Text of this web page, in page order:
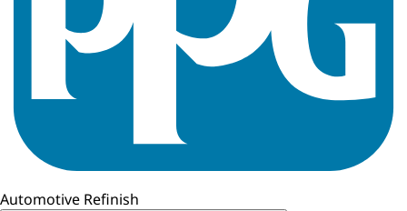
Automotive Refinish